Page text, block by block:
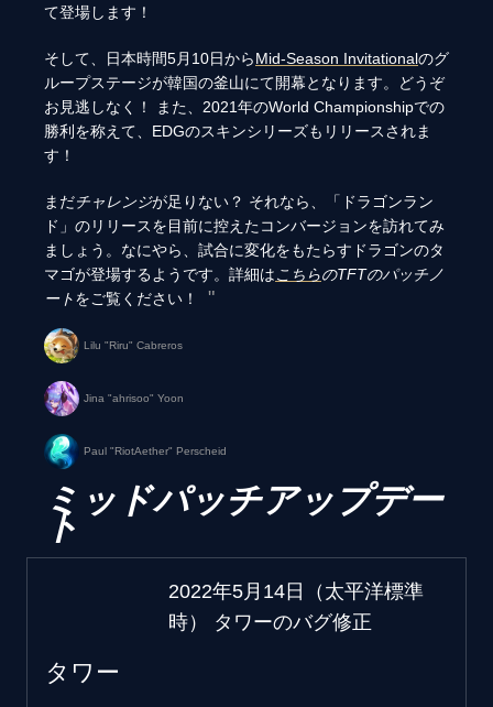
て登場します！
そして、日本時間5月10日からMid-Season Invitationalのグ
ループステージが韓国の釜山にて開幕となります。どうぞ
お見逃しなく！ また、2021年のWorld Championshipでの
勝利を称えて、EDGのスキンシリーズもリリースされま
す！
まだチャレンジが足りない？ それなら、「ドラゴンラン
ド」のリリースを目前に控えたコンバージョンを訪れてみ
ましょう。なにやら、試合に変化をもたらすドラゴンのタ
マゴが登場するようです。詳細はこちらのTFTのパッチノ
ートをご覧ください！
Lilu "Riru" Cabreros
Jina "ahrisoo" Yoon
Paul "RiotAether" Perscheid
ミッドパッチアップデー
ト
2022年5月14日（太平洋標準
時） タワーのバグ修正
タワー